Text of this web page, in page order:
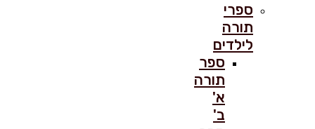
ספרי
תורה
לילדים
ספר
תורה
א'
ב'